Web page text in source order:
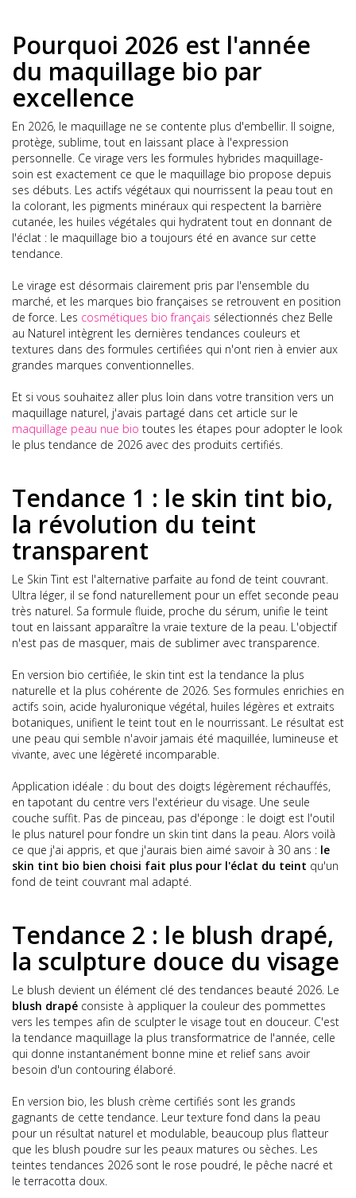
Pourquoi 2026 est l'année
du maquillage bio par
excellence
En 2026, le maquillage ne se contente plus d'embellir. Il soigne,
protège, sublime, tout en laissant place à l'expression
personnelle. Ce virage vers les formules hybrides maquillage-
soin est exactement ce que le maquillage bio propose depuis
ses débuts. Les actifs végétaux qui nourrissent la peau tout en
la colorant, les pigments minéraux qui respectent la barrière
cutanée, les huiles végétales qui hydratent tout en donnant de
l'éclat : le maquillage bio a toujours été en avance sur cette
tendance.
Le virage est désormais clairement pris par l'ensemble du
marché, et les marques bio françaises se retrouvent en position
de force. Les cosmétiques bio français sélectionnés chez Belle
au Naturel intègrent les dernières tendances couleurs et
textures dans des formules certifiées qui n'ont rien à envier aux
grandes marques conventionnelles.
Et si vous souhaitez aller plus loin dans votre transition vers un
maquillage naturel, j'avais partagé dans cet article sur le
maquillage peau nue bio toutes les étapes pour adopter le look
le plus tendance de 2026 avec des produits certifiés.
Tendance 1 : le skin tint bio,
la révolution du teint
transparent
Le Skin Tint est l'alternative parfaite au fond de teint couvrant.
Ultra léger, il se fond naturellement pour un effet seconde peau
très naturel. Sa formule fluide, proche du sérum, unifie le teint
tout en laissant apparaître la vraie texture de la peau. L'objectif
n'est pas de masquer, mais de sublimer avec transparence.
En version bio certifiée, le skin tint est la tendance la plus
naturelle et la plus cohérente de 2026. Ses formules enrichies en
actifs soin, acide hyaluronique végétal, huiles légères et extraits
botaniques, unifient le teint tout en le nourrissant. Le résultat est
une peau qui semble n'avoir jamais été maquillée, lumineuse et
vivante, avec une légèreté incomparable.
Application idéale : du bout des doigts légèrement réchauffés,
en tapotant du centre vers l'extérieur du visage. Une seule
couche suffit. Pas de pinceau, pas d'éponge : le doigt est l'outil
le plus naturel pour fondre un skin tint dans la peau. Alors voilà
ce que j'ai appris, et que j'aurais bien aimé savoir à 30 ans : le
skin tint bio bien choisi fait plus pour l'éclat du teint qu'un
fond de teint couvrant mal adapté.
Tendance 2 : le blush drapé,
la sculpture douce du visage
Le blush devient un élément clé des tendances beauté 2026. Le
blush drapé consiste à appliquer la couleur des pommettes
vers les tempes afin de sculpter le visage tout en douceur. C'est
la tendance maquillage la plus transformatrice de l'année, celle
qui donne instantanément bonne mine et relief sans avoir
besoin d'un contouring élaboré.
En version bio, les blush crème certifiés sont les grands
gagnants de cette tendance. Leur texture fond dans la peau
pour un résultat naturel et modulable, beaucoup plus flatteur
que les blush poudre sur les peaux matures ou sèches. Les
teintes tendances 2026 sont le rose poudré, le pêche nacré et
le terracotta doux.